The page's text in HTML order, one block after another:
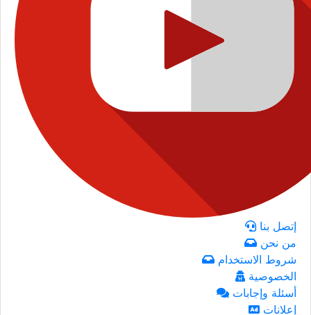
إتصل بنا
من نحن
شروط الاستخدام
الخصوصية
أسئلة وإجابات
إعلانات